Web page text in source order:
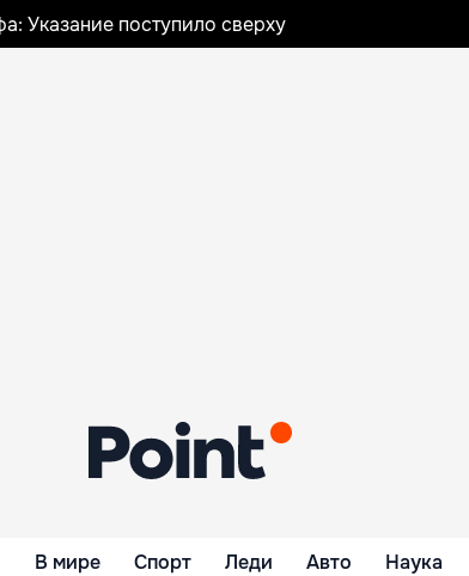
Указание поступило сверху
В мире Спорт Леди Авто Наука